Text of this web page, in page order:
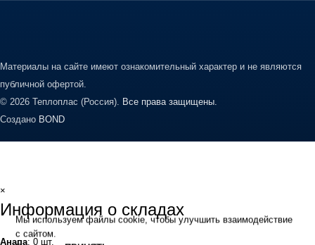
Материалы на сайте имеют ознакомительный характер и не являются
публичной офертой.
© 2026 Теплоплас (Россия). Все права защищены.
Создано BOND
Мы используем файлы cookie, чтобы улучшить взаимодействие
с сайтом.
×
Информация о складах
Анапа: 0 шт.